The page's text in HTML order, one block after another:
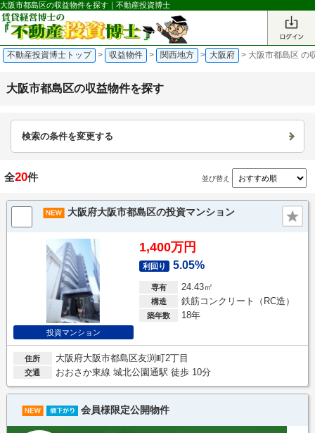
大阪市都島区の収益物件を探す｜不動産投資博士
不動産投資博士トップ > 収益物件 > 関西地方 > 大阪府 > 大阪市都島区 の
大阪市都島区の収益物件を探す
検索の条件を変更する
全20件 並び替え
大阪府大阪市都島区の投資マンション
投資マンション
1,400万円
利回り 5.05%
専有 24.43㎡
構造 鉄筋コンクリート（RC造）
築年数 18年
住所 大阪府大阪市都島区友渕町2丁目
交通 おおさか東線 城北公園通駅 徒歩 10分
会員様限定公開物件